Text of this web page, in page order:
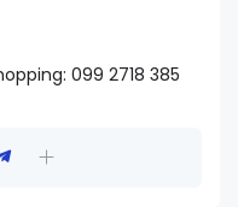
099 2718 385